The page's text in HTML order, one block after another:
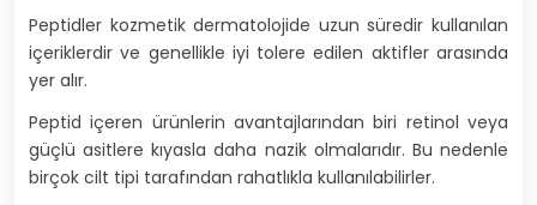
Peptidler kozmetik dermatolojide uzun süredir kullanılan
içeriklerdir ve genellikle iyi tolere edilen aktifler arasında
yer alır.
Peptid içeren ürünlerin avantajlarından biri retinol veya
güçlü asitlere kıyasla daha nazik olmalarıdır. Bu nedenle
birçok cilt tipi tarafından rahatlıkla kullanılabilirler.